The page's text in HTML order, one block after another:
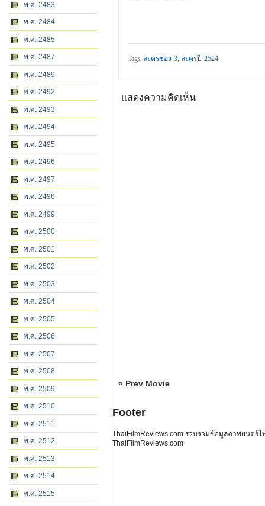
พ.ศ. 2483
พ.ศ. 2484
พ.ศ. 2485
พ.ศ. 2487
พ.ศ. 2489
พ.ศ. 2492
พ.ศ. 2493
พ.ศ. 2494
พ.ศ. 2495
พ.ศ. 2496
พ.ศ. 2497
พ.ศ. 2498
พ.ศ. 2499
พ.ศ. 2500
พ.ศ. 2501
พ.ศ. 2502
พ.ศ. 2503
พ.ศ. 2504
พ.ศ. 2505
พ.ศ. 2506
พ.ศ. 2507
พ.ศ. 2508
พ.ศ. 2509
พ.ศ. 2510
พ.ศ. 2511
พ.ศ. 2512
พ.ศ. 2513
พ.ศ. 2514
พ.ศ. 2515
Tags ละครช่อง 3, ละครปี 2524
แสดงความคิดเห็น
« Prev Movie
Footer
ThaiFilmReviews.com รวบรวมข้อมูลภาพยนตร์
ThaiFilmReviews.com